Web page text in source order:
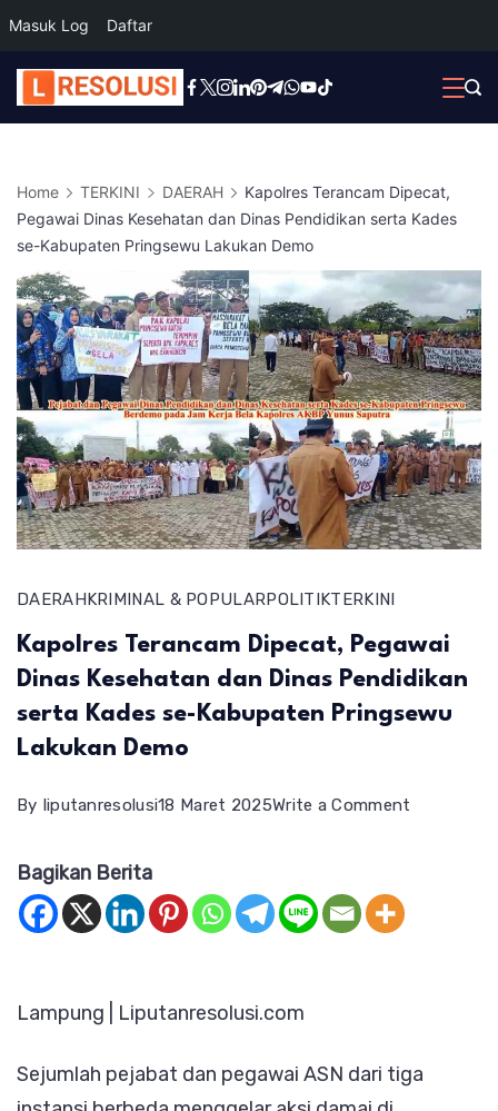
Masuk Log Daftar
Skip
to
Home TERKINI DAERAH
Kapolres Terancam Dipecat,
Pegawai Dinas Kesehatan dan Dinas Pendidikan serta Kades
se-Kabupaten Pringsewu Lakukan Demo
DAERAHKRIMINAL & POPULARPOLITIKTERKINI
Kapolres Terancam Dipecat, Pegawai
Dinas Kesehatan dan Dinas Pendidikan
serta Kades se-Kabupaten Pringsewu
Lakukan Demo
By liputanresolusi18 Maret 2025Write a Comment
Dinas
Bagikan Berita
Lampung | Liputanresolusi.com
Sejumlah pejabat dan pegawai ASN dari tiga